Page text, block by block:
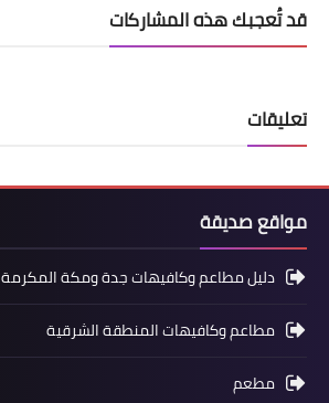
قد تُعجبك هذه المشاركات
تعليقات
مواقع صديقة
دليل مطاعم وكافيهات جدة ومكة المكرمة
مطاعم وكافيهات المنطقة الشرقية
مطعم